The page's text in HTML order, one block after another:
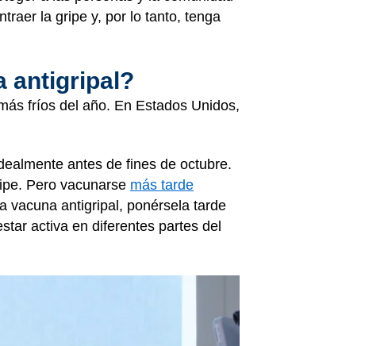
la gripe y, por lo tanto, tenga
antigripal?
fríos del año. En Estados Unidos,
antes de fines de octubre.
Pero vacunarse más tarde
vacuna antigripal, ponérsela tarde
activa en diferentes partes del